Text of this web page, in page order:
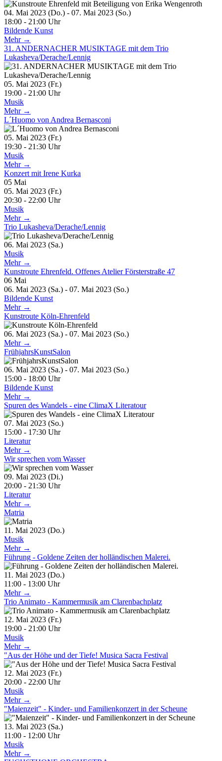
04. Mai 2023 (Do.) - 07. Mai 2023 (So.)
18:00 - 21:00 Uhr
Bildende Kunst
Mehr →
31. ANDERNACHER MUSIKTAGE mit dem Trio
Lukasheva/Derache/Lennig
05. Mai 2023 (Fr.)
19:00 - 21:00 Uhr
Musik
Mehr →
L´Huomo von Andrea Bernasconi
05. Mai 2023 (Fr.)
19:30 - 21:30 Uhr
Musik
Mehr →
Konzert mit Irene Kurka
05 Mai
05. Mai 2023 (Fr.)
20:30 - 22:00 Uhr
Musik
Mehr →
Trio Lukasheva/Derache/Lennig
06. Mai 2023 (Sa.)
Musik
Mehr →
Kunstroute Ehrenfeld. Offenes Atelier Försterstraße 47
06 Mai
06. Mai 2023 (Sa.) - 07. Mai 2023 (So.)
Bildende Kunst
Mehr →
Kunstroute Köln-Ehrenfeld
06. Mai 2023 (Sa.) - 07. Mai 2023 (So.)
Mehr →
FrühjahrsKunstSalon
06. Mai 2023 (Sa.) - 07. Mai 2023 (So.)
15:00 - 18:00 Uhr
Bildende Kunst
Mehr →
Spuren des Wandels - eine ClimaX Literatour
07. Mai 2023 (So.)
15:00 - 17:30 Uhr
Literatur
Mehr →
Wir sprechen vom Wasser
09. Mai 2023 (Di.)
20:00 - 21:30 Uhr
Literatur
Mehr →
Matria
11. Mai 2023 (Do.)
Musik
Mehr →
Führung - Goldene Zeiten der holländischen Malerei.
11. Mai 2023 (Do.)
11:00 - 13:00 Uhr
Mehr →
Trio Animato - Kammermusik am Clarenbachplatz
12. Mai 2023 (Fr.)
19:00 - 21:00 Uhr
Musik
Mehr →
"Aus der Höhe und der Tiefe! Musica Sacra Festival
12. Mai 2023 (Fr.)
20:00 - 22:00 Uhr
Musik
Mehr →
"Maienzeit" - Kinder- und Familienkonzert in der Scheune
13. Mai 2023 (Sa.)
11:00 - 12:00 Uhr
Musik
Mehr →